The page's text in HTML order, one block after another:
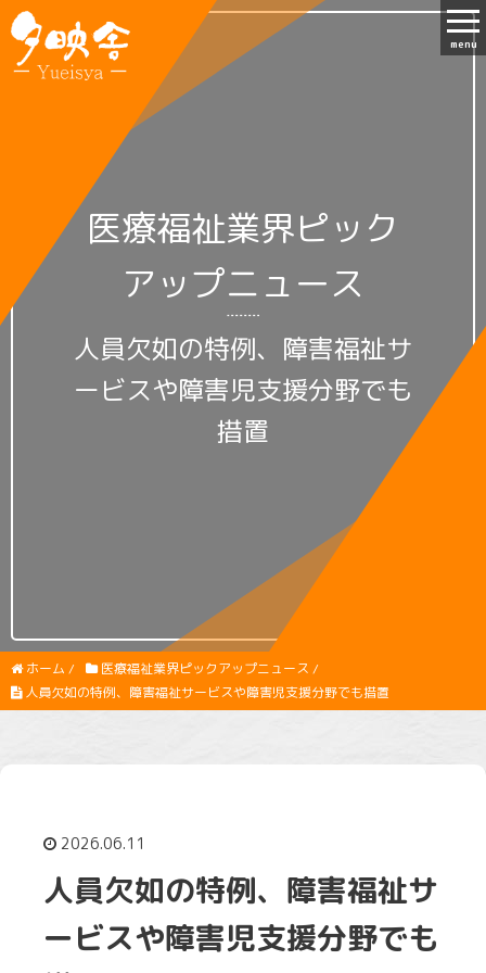
医療福祉業界ピック
アップニュース
人員欠如の特例、障害福祉サ
ービスや障害児支援分野でも
措置
menu
ホーム / 医療福祉業界ピックアップニュース /
人員欠如の特例、障害福祉サービスや障害児支援分野でも措置
2026.06.11
人員欠如の特例、障害福祉サ
ービスや障害児支援分野でも